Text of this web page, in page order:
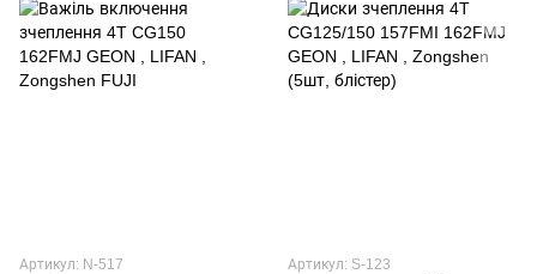
Артикул: N-517 Артикул: S-123